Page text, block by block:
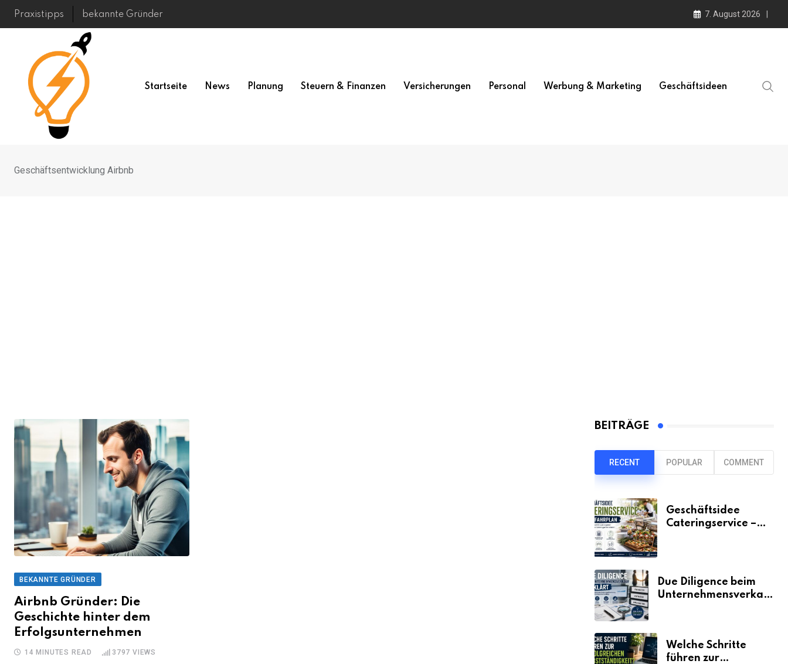
Skip
Praxistipps bekannte Gründer 7. August 2026
Startseite News Planung Steuern & Finanzen Versicherungen Personal Werbung & Marketing Geschäftsideen
Geschäftsentwicklung Airbnb
BEKANNTE GRÜNDER
Airbnb Gründer: Die
Geschichte hinter dem
Erfolgsunternehmen
14 MINUTES READ 3797 VIEWS
BEITRÄGE
RECENT POPULAR COMMENT
Geschäftsidee
Cateringservice –
Due Diligence beim
Unternehmensverkauf
Welche Schritte
führen zur